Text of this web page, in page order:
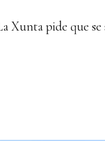
pide que